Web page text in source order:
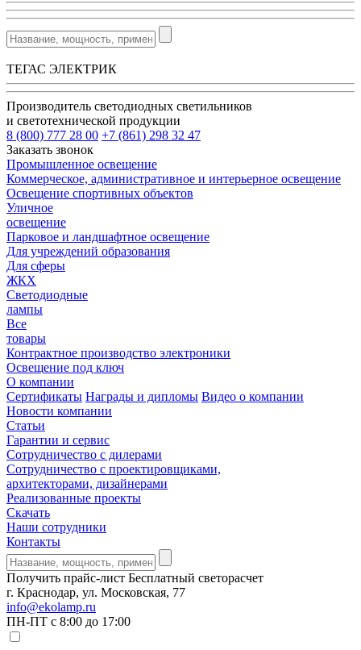
ТЕГАС ЭЛЕКТРИК
Производитель светодиодных светильников
и светотехнической продукции
8 (800) 777 28 00 +7 (861) 298 32 47
Заказать звонок
Промышленное освещение
Коммерческое, административное и интерьерное освещение
Освещение спортивных объектов
Уличное
освещение
Парковое и ландшафтное освещение
Для учреждений образования
Для сферы
ЖКХ
Светодиодные
лампы
Все
товары
Контрактное производство электроники
Освещение под ключ
О компании
Сертификаты Награды и дипломы Видео о компании
Новости компании
Статьи
Гарантии и сервис
Сотрудничество с дилерами
Сотрудничество с проектировщиками,
архитекторами, дизайнерами
Реализованные проекты
Скачать
Наши сотрудники
Контакты
Получить прайс-лист Бесплатный светорасчет
г. Краснодар, ул. Московская, 77
info@ekolamp.ru
ПН-ПТ с 8:00 до 17:00